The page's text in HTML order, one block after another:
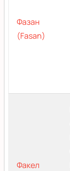
Фазан
(Fasan)
Факел